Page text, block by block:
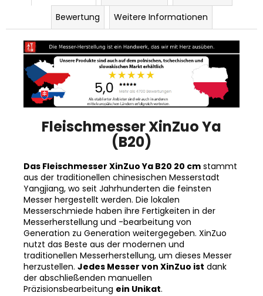
Bewertung
Weitere Informationen
Fleischmesser XinZuo Ya
(B20)
Das Fleischmesser XinZuo Ya B20 20 cm stammt
aus der traditionellen chinesischen Messerstadt
Yangjiang, wo seit Jahrhunderten die feinsten
Messer hergestellt werden. Die lokalen
Messerschmiede haben ihre Fertigkeiten in der
Messerherstellung und -bearbeitung von
Generation zu Generation weitergegeben. XinZuo
nutzt das Beste aus der modernen und
traditionellen Messerherstellung, um dieses Messer
herzustellen. Jedes Messer von XinZuo ist dank
der abschließenden manuellen
Präzisionsbearbeitung ein Unikat.